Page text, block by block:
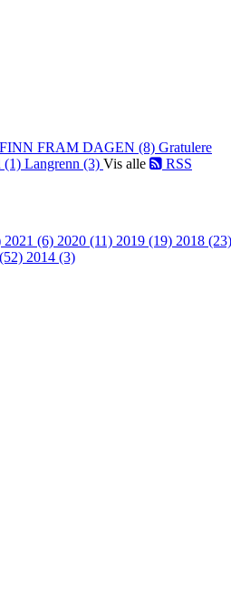
FINN FRAM DAGEN (8) Gratulere
(1) Langrenn (3) Vis alle RSS
2021 (6) 2020 (11) 2019 (19) 2018 (23)
2014 (3)